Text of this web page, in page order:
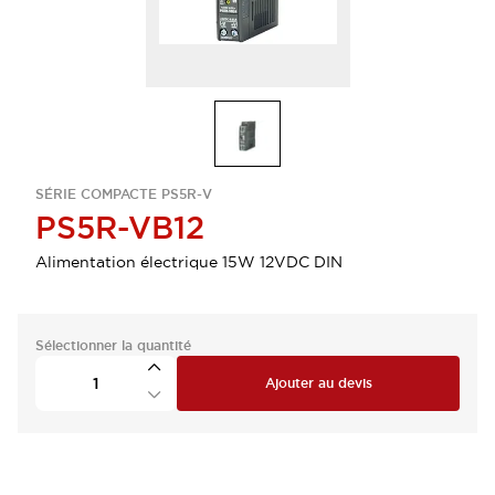
SÉRIE COMPACTE PS5R-V
PS5R-VB12
Alimentation électrique 15W 12VDC DIN
Sélectionner la quantité
Ajouter au devis